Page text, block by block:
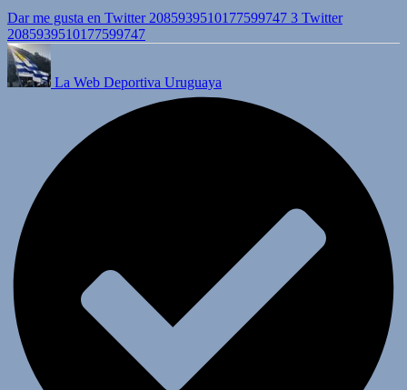
Dar me gusta en Twitter 2085939510177599747 3 Twitter
2085939510177599747
La Web Deportiva Uruguaya